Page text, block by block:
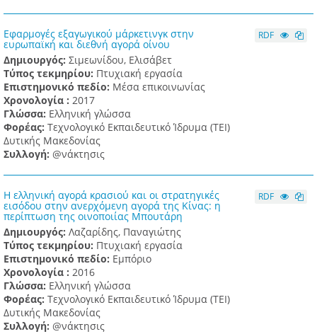
Εφαρμογές εξαγωγικού μάρκετινγκ στην
ευρωπαϊκή και διεθνή αγορά οίνου
Δημιουργός: Σιμεωνίδου, Ελισάβετ
Τύπος τεκμηρίου: Πτυχιακή εργασία
Επιστημονικό πεδίο: Μέσα επικοινωνίας
Χρονολογία : 2017
Γλώσσα: Ελληνική γλώσσα
Φορέας: Τεχνολογικό Εκπαιδευτικό Ίδρυμα (ΤΕΙ)
Δυτικής Μακεδονίας
Συλλογή: @νάκτησις
RDF
Η ελληνική αγορά κρασιού και οι στρατηγικές
εισόδου στην ανερχόμενη αγορά της Κίνας: η
περίπτωση της οινοποιίας Μπουτάρη
Δημιουργός: Λαζαρίδης, Παναγιώτης
Τύπος τεκμηρίου: Πτυχιακή εργασία
Επιστημονικό πεδίο: Εμπόριο
Χρονολογία : 2016
Γλώσσα: Ελληνική γλώσσα
Φορέας: Τεχνολογικό Εκπαιδευτικό Ίδρυμα (ΤΕΙ)
Δυτικής Μακεδονίας
Συλλογή: @νάκτησις
RDF